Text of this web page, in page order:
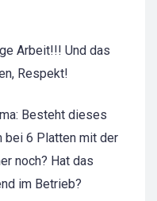
Arbeit!!! Und das
Respekt!
Besteht dieses
bei 6 Platten mit der
noch? Hat das
im Betrieb?